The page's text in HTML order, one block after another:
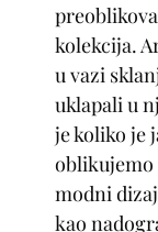
kolekcija.
u vazi
uklapali u
je koliko je
oblikujemo
modni
kao